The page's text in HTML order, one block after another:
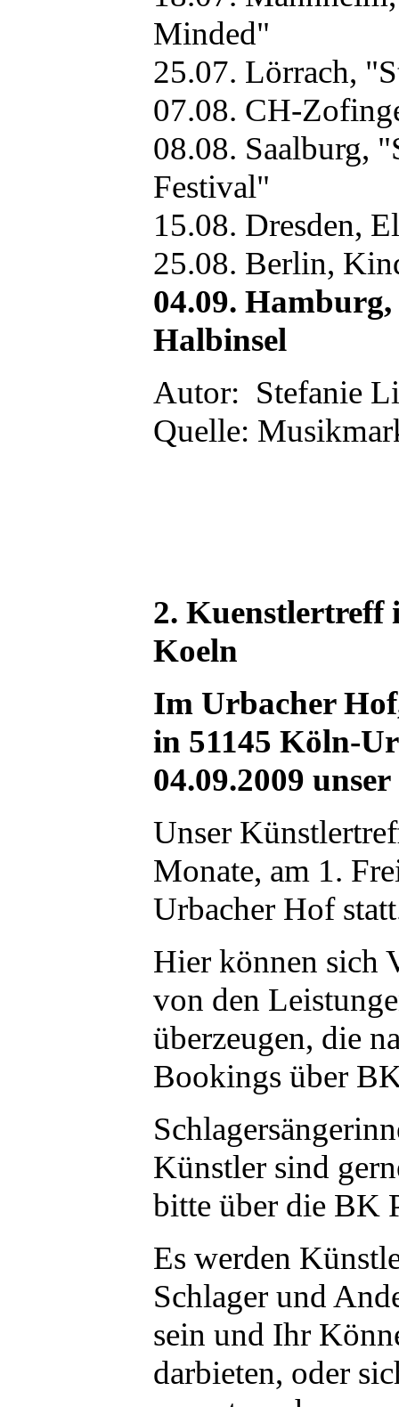
Minded"
25.07. Lörrach,
07.08. CH-
08.08. Saalburg,
Festival"
15.08. Dresden,
25.08. Berlin,
04.09.
Halbinsel
Autor: Stefanie
Quelle:
2. Kuenstlertreff
Koeln
Im Urbacher
in 51145 Köln-
04.09.2009
Unser
Monate, am 1.
Urbacher Hof
Hier können sich
von den
überzeugen, die
Bookings über
Künstler sind
bitte über die BK
Es werden
Schlager und
sein und Ihr
darbieten, oder